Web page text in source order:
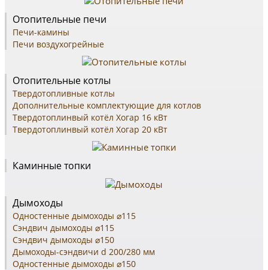
Отопительные печи
Печи-камины
Печи воздухогрейные
Отопительные котлы
Твeрдотопливные котлы
Дополнительные комплектующие для котлов
Твердотоплинвый котёл Хогар 16 кВт
Твердотоплинвый котёл Хогар 20 кВт
Каминные топки
Дымоходы
Одностенные дымоходы ⌀115
Сэндвич дымоходы ⌀115
Сэндвич дымоходы ⌀150
Дымоходы-сэндвичи d 200/280 мм
Одностенные дымоходы ⌀150